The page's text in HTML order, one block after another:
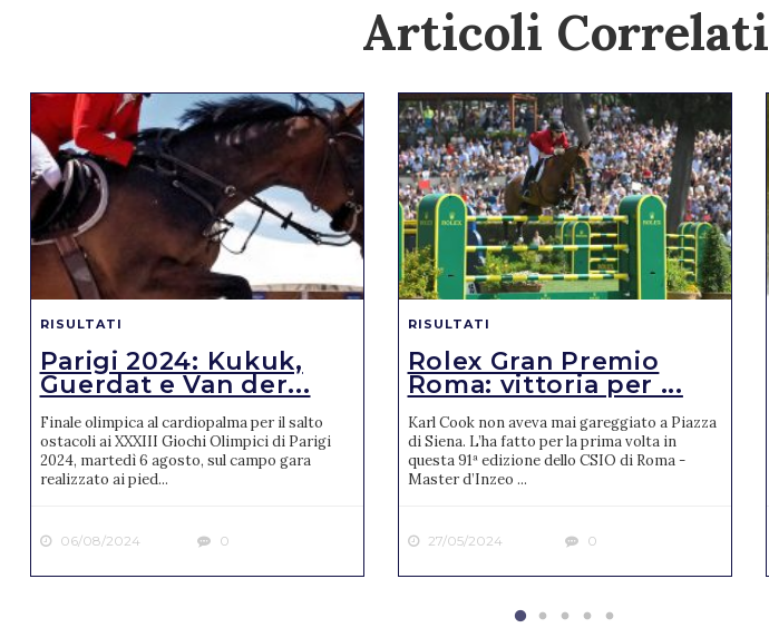
Articoli Correlati
RISULTATI
Parigi 2024: Kukuk,
Guerdat e Van der...
Finale olimpica al cardiopalma per il salto
ostacoli ai XXXIII Giochi Olimpici di Parigi
2024, martedì 6 agosto, sul campo gara
realizzato ai pied...
06/08/2024 0
RISULTATI
Rolex Gran Premio
Roma: vittoria per ...
Karl Cook non aveva mai gareggiato a Piazza
di Siena. L’ha fatto per la prima volta in
questa 91ª edizione dello CSIO di Roma -
Master d’Inzeo ...
27/05/2024 0